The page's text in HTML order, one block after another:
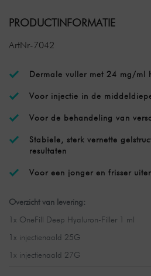
PRODUCTINFORMATIE
ArtNr-7042
Dermale vuller met 24 mg/ml
Voor injectie in de
Voor de behandeling van
Stabiele, sterk vernette
resultaten
Voor een jonger en frisser
Overzicht van levering:
1x OneFill Deep Hyaluron-Filler 1 ml
1x injectienaald 25G
1x injectienaald 27G